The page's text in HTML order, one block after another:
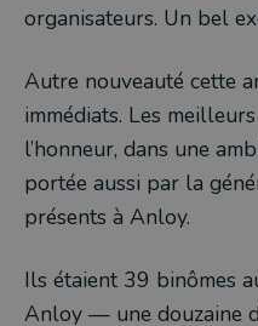
organisateurs. Un bel
Autre nouveauté cette
immédiats. Les
l’honneur, dans une
portée aussi par la
présents à Anloy.
Ils étaient 39 binômes
Anloy — une douzaine